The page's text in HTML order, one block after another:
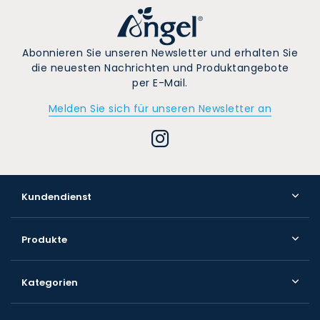
Abonnieren Sie unseren Newsletter und erhalten Sie
die neuesten Nachrichten und Produktangebote
per E-Mail.
Melden Sie sich für unseren Newsletter an
Kundendienst
Produkte
Kategorien